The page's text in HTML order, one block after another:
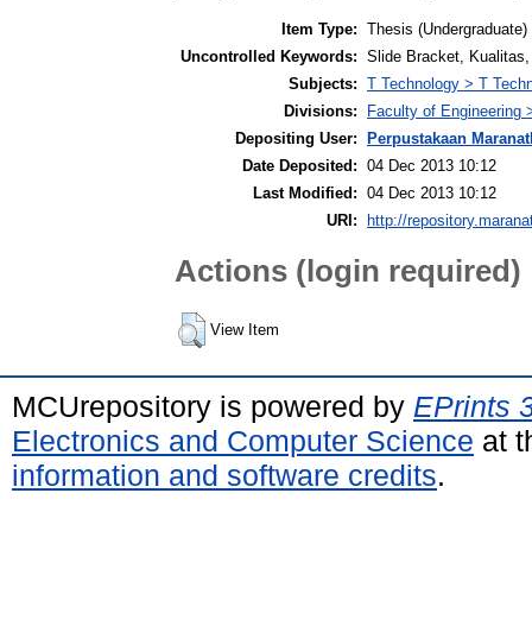
Item Type: Thesis (Undergraduate)
Uncontrolled Keywords: Slide Bracket,
Subjects: T Technology > T
Divisions:
Faculty of Engineering
Depositing User:
Perpustakaan
Date Deposited: 04 Dec 2013 10:12
Last Modified: 04 Dec 2013 10:12
URI:
http://
Actions (login required)
View Item
MCUrepository is powered by EPrints
Electronics and Computer Science at
information and software credits.